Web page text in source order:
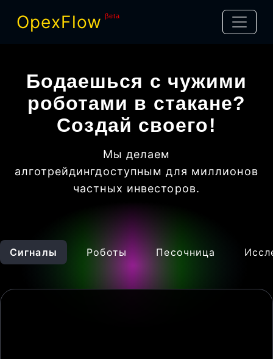
OpexFlow βeta
Бодаешься с чужими
роботами в стакане?
Создай своего!
Мы делаем
алготрейдингдоступным для миллионов
частных инвесторов.
Сигналы Роботы Песочница